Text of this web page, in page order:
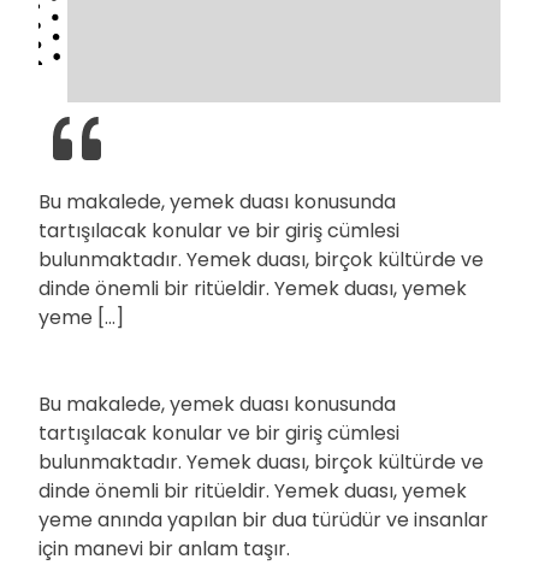
Bu makalede, yemek duası konusunda
tartışılacak konular ve bir giriş cümlesi
bulunmaktadır. Yemek duası, birçok kültürde ve
dinde önemli bir ritüeldir. Yemek duası, yemek
yeme […]
Bu makalede, yemek duası konusunda
tartışılacak konular ve bir giriş cümlesi
bulunmaktadır. Yemek duası, birçok kültürde ve
dinde önemli bir ritüeldir. Yemek duası, yemek
yeme anında yapılan bir dua türüdür ve insanlar
için manevi bir anlam taşır.